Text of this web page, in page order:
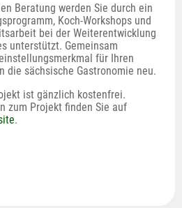
Beratung werden Sie durch ein
Koch-Workshops und
bei der Weiterentwicklung
unterstützt. Gemeinsam
für Ihren
die sächsische Gastronomie neu.
ist gänzlich kostenfrei.
zum Projekt finden Sie auf
.